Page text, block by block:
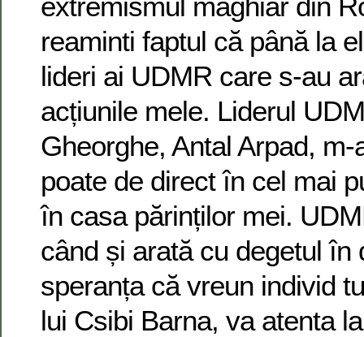
reaminti faptul că până la
lideri ai UDMR care s-au
acțiunile mele. Liderul
Gheorghe, Antal Arpad,
poate de direct în cel mai
în casa părinților mei.
când și arată cu degetul în
speranța că vreun individ
lui Csibi Barna, va atenta